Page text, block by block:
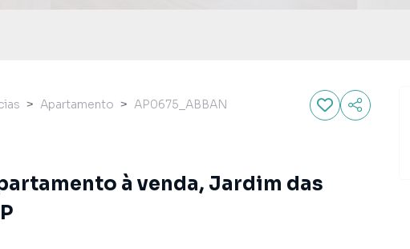
Apartamento AP0675_ABBAN
à venda, Jardim das